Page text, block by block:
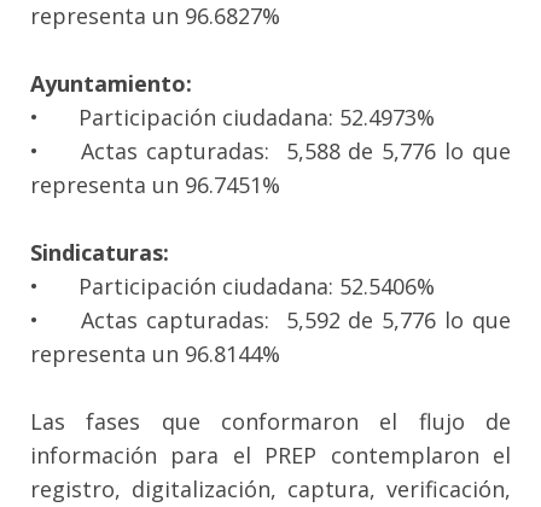
representa un 96.6827%
Ayuntamiento:
•
Participación ciudadana: 52.4973%
•
Actas capturadas: 5,588 de 5,776 lo que
representa un 96.7451%
Sindicaturas:
•
Participación ciudadana: 52.5406%
•
Actas capturadas: 5,592 de 5,776 lo que
representa un 96.8144%
Las fases que conformaron el flujo de
información para el PREP contemplaron el
registro, digitalización, captura, verificación,